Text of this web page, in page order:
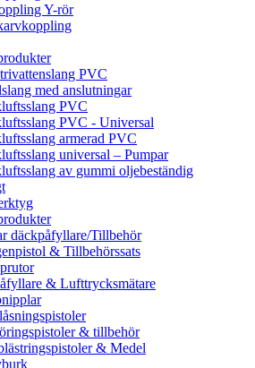
Y-rör
PVC
med anslutningar
PVC
PVC - Universal
armerad PVC
universal – Pumpar
av gummi oljebeständig
däckpåfyllare/Tillbehör
& Tillbehörssats
& Lufttrycksmätare
& tillbehör
& Medel